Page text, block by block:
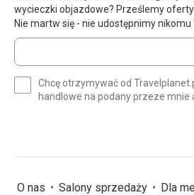
wycieczki objazdowe? Prześlemy oferty
Nie martw się - nie udostępnimy nikomu
Wprowadź
swój
(wymagane)
Chcę otrzymywać od
handlowe na podany przeze mnie
O nas Salony sprzedaży Dla